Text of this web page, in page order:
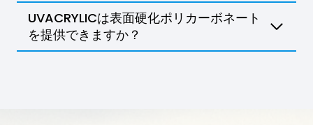
UVACRYLICは表面硬化ポリカーボネート
を提供できますか？